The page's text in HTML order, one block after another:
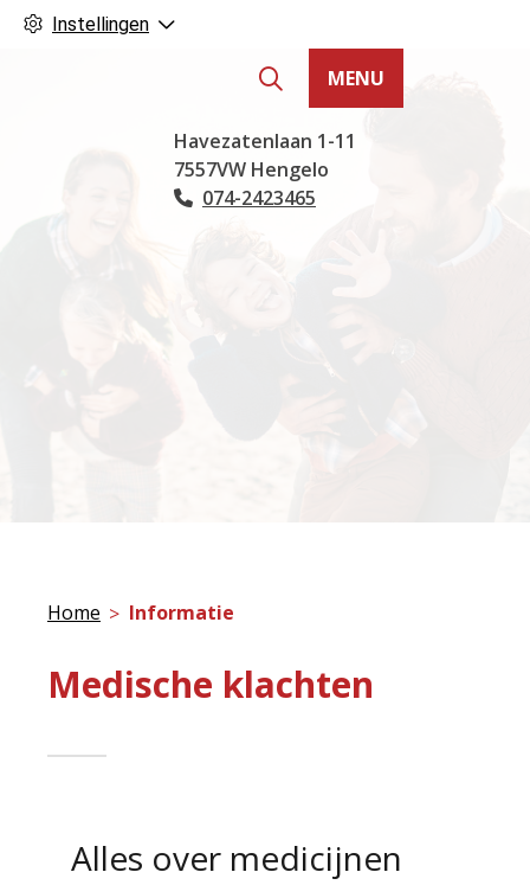
Instellingen
Hoofdmenu
MENU
Havezatenlaan 1-11
7557VW Hengelo
Tel:
074-2423465
Home Informatie
Medische klachten
Alles over medicijnen